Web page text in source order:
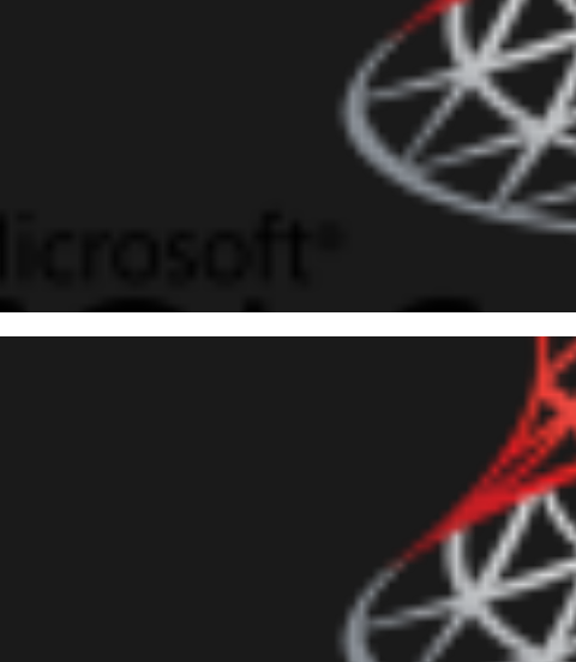
SQL Server - Cómo buscar una
llamadas por jobs de SQL Agent